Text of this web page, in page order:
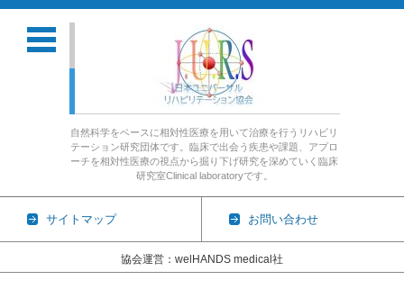
自然科学をベースに相対性医療を用いて治療を行うリハビリ
テーション研究団体です。臨床で出会う疾患や課題、アプロ
ーチを相対性医療の視点から掘り下げ研究を深めていく臨床
研究室Clinical laboratoryです。
サイトマップ お問い合わせ
協会運営：welHANDS medical社
コンテンツに移動